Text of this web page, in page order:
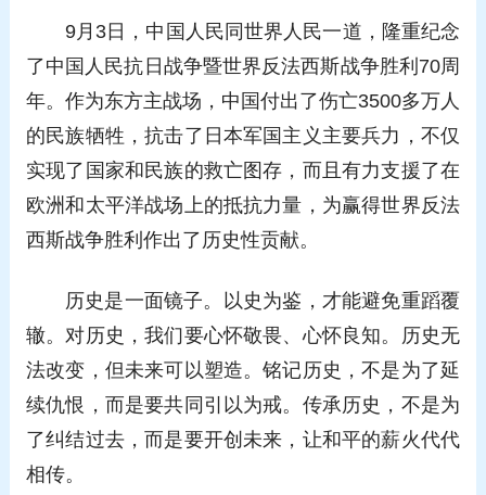
9月3日，中国人民同世界人民一道，隆重纪念
了中国人民抗日战争暨世界反法西斯战争胜利70周
年。作为东方主战场，中国付出了伤亡3500多万人
的民族牺牲，抗击了日本军国主义主要兵力，不仅
实现了国家和民族的救亡图存，而且有力支援了在
欧洲和太平洋战场上的抵抗力量，为赢得世界反法
西斯战争胜利作出了历史性贡献。
历史是一面镜子。以史为鉴，才能避免重蹈覆
辙。对历史，我们要心怀敬畏、心怀良知。历史无
法改变，但未来可以塑造。铭记历史，不是为了延
续仇恨，而是要共同引以为戒。传承历史，不是为
了纠结过去，而是要开创未来，让和平的薪火代代
相传。